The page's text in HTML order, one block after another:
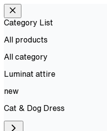
Category List
All products
All category
Luminat attire
new
Cat & Dog Dress